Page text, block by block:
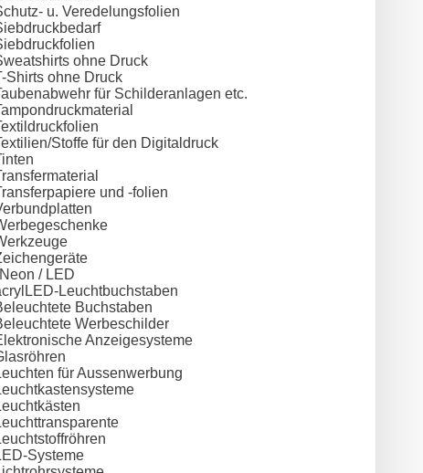
u. Veredelungsfolien
ohne Druck
Shirts ohne Druck
für Schilderanlagen etc.
Stoffe für den Digitaldruck
und -folien
/ LED
Leuchtbuchstaben
Buchstaben
Werbeschilder
Anzeigesysteme
für Aussenwerbung
Systeme